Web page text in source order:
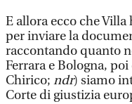
E allora ecco che
per inviare la
raccontando quanto
Ferrara e Bologna,
Chirico; ndr) siamo
Corte di giustizia